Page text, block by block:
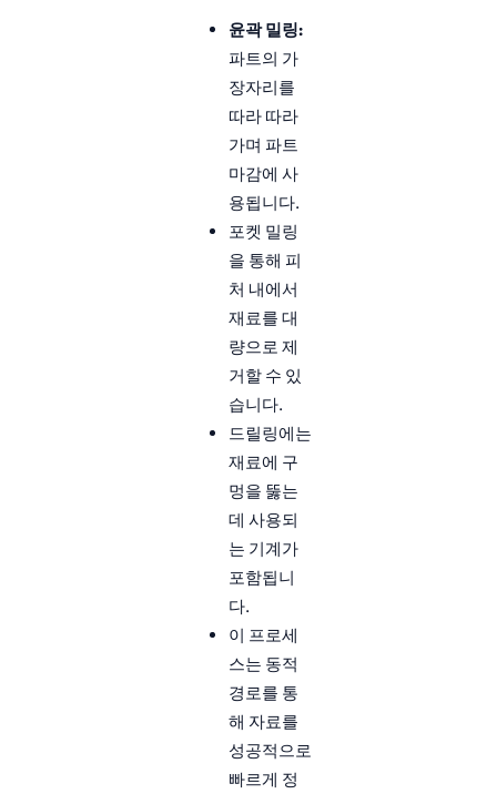
윤곽 밀링:
파트의 가
장자리를
따라 따라
가며 파트
마감에 사
용됩니다.
포켓 밀링
을 통해 피
처 내에서
재료를 대
량으로 제
거할 수 있
습니다.
드릴링에는
재료에 구
멍을 뚫는
데 사용되
는 기계가
포함됩니
다.
이 프로세
스는 동적
경로를 통
해 자료를
성공적으로
빠르게 정